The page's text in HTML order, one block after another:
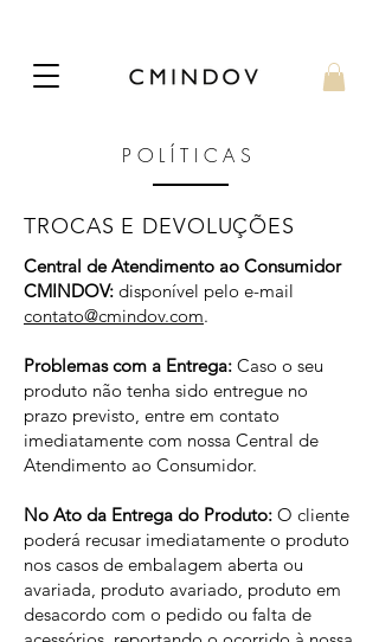
POLÍTICAS
TROCAS E DEVOLUÇÕES
Central de Atendimento ao Consumidor
CMINDOV: disponível pelo e-mail
contato@cmindov.com.
Problemas com a Entrega: Caso o seu
produto não tenha sido entregue no
prazo previsto, entre em contato
imediatamente com nossa Central de
Atendimento ao Consumidor.
No Ato da Entrega do Produto: O cliente
poderá recusar imediatamente o produto
nos casos de embalagem aberta ou
avariada, produto avariado, produto em
desacordo com o pedido ou falta de